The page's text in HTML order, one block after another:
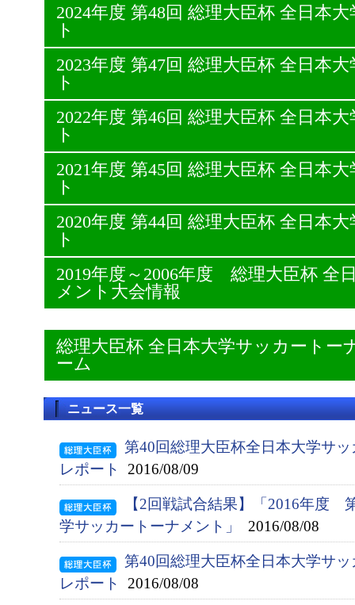
2024年度 第48回 総理大臣杯 全日本
ト
2023年度 第47回 総理大臣杯 全日本
ト
2022年度 第46回 総理大臣杯 全日本
ト
2021年度 第45回 総理大臣杯 全日本
ト
2020年度 第44回 総理大臣杯 全日本
ト
2019年度～2006年度 総理大臣杯 全
メント大会情報
総理大臣杯 全日本大学サッカート
ーム
ニュース一覧
第40回総理大臣杯全日本大学サ
レポート
2016/08/09
【2回戦試合結果】「2016年度
学サッカートーナメント」
2016/08/08
第40回総理大臣杯全日本大学サ
レポート
2016/08/08